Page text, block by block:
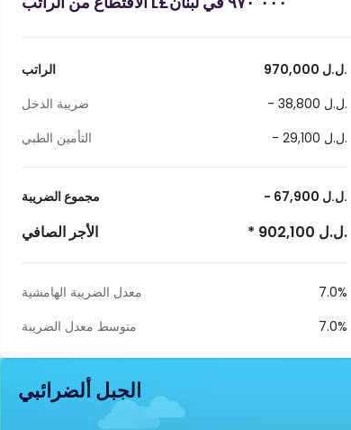
الراتب
970,000 ل.ل.‎
ضريبة الدخل
- 38,800 ل.ل.‎
التأمين الطبي
- 29,100 ل.ل.‎
مجموع الضريبة - 67,900 ل.ل.‎
الأجر الصافي * 902,100 ل.ل.‎
معدل الضريبة الهامشية
7.0%
متوسط معدل الضريبة
7.0%
الجبل ألضرائبي